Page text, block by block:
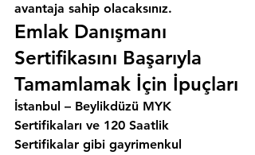
avantaja sahip olacaksınız.
Emlak Danışmanı
Sertifikasını Başarıyla
Tamamlamak İçin İpuçları
İstanbul – Beylikdüzü MYK
Sertifikaları ve 120 Saatlik
Sertifikalar gibi gayrimenkul